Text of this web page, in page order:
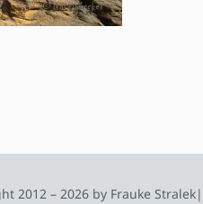
2012 – 2026 by Frauke Stralek|